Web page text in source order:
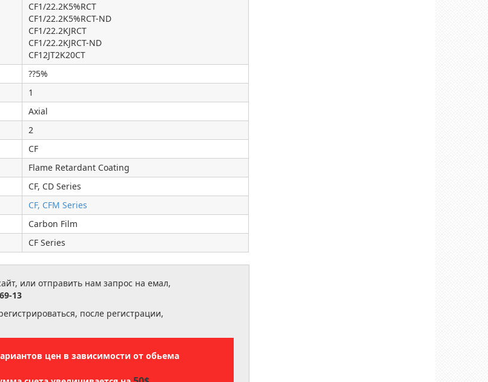
CF1/22.2K5%RCT
CF1/22.2K5%RCT-ND
CF1/22.2KJRCT
CF1/22.2KJRCT-ND
CF12JT2K20CT
??5%
1
Axial
2
CF
Flame Retardant Coating
CF, CD Series
CF, CFM Series
Carbon Film
CF Series
или отправить нам запрос на емал,
13
после регистрации,
цен в зависимости от обьема